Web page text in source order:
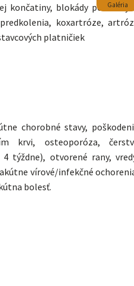
končatiny, blokády
koxartróze,
platničiek
chorobné stavy,
krvi, osteoporóza,
týždne), otvorené rany,
vírové/infekčné
bolesť.
Galéria